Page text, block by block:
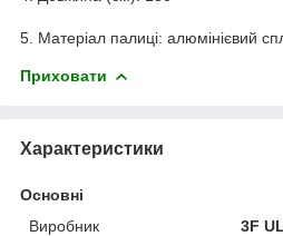
5. Матеріал палиці: алюмінієвий
Приховати
Характеристики
Основні
Виробник
3F